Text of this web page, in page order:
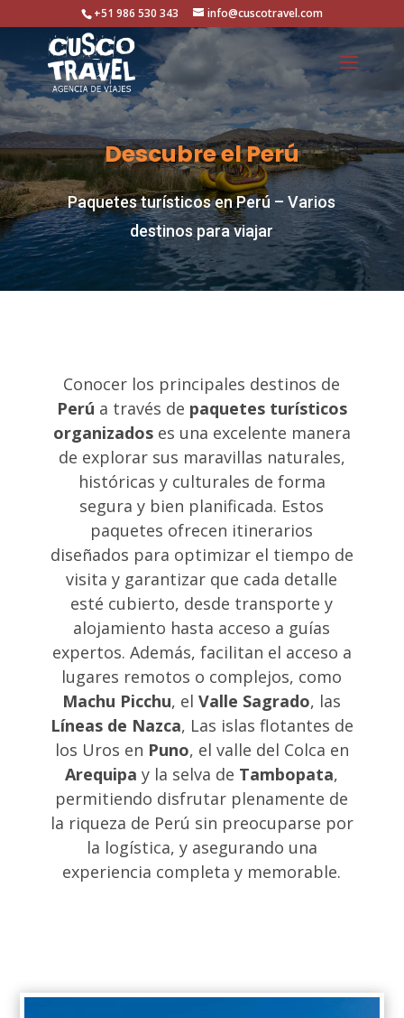
+51 986 530 343 info@cuscotravel.com
Descubre el Perú
Paquetes turísticos en Perú – Varios
destinos para viajar
Conocer los principales destinos de
Perú a través de paquetes turísticos
organizadoses una excelente manera
de explorar sus maravillas naturales,
históricas y culturales de forma
segura y bien planificada. Estos
paquetes ofrecen itinerarios
diseñados para optimizar el tiempo de
visita y garantizar que cada detalle
esté cubierto, desde transporte y
alojamiento hasta acceso a guías
expertos. Además, facilitan el acceso a
lugares remotos o complejos, como
Machu Picchu, elValle Sagrado, las
Líneas de Nazca, Las islas flotantes de
los Uros en Puno, el valle del Colca en
Arequipa y la selva de Tambopata,
permitiendo disfrutar plenamente de
la riqueza de Perú sin preocuparse por
la logística, y asegurando una
experiencia completa y memorable.